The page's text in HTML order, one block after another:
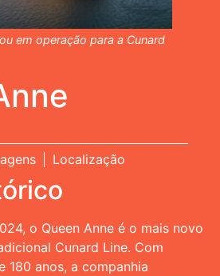
Localização
o Queen Anne é o mais novo
Cunard Line. Com
180 anos, a companhia
em operação para a Cunard